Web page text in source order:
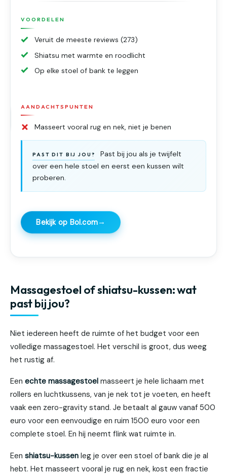
VOORDELEN
Veruit de meeste reviews (273)
Shiatsu met warmte en roodlicht
Op elke stoel of bank te leggen
AANDACHTSPUNTEN
Masseert vooral rug en nek, niet je benen
PAST DIT BIJ JOU?
Past bij jou als je twijfelt
over een hele stoel en eerst een kussen wilt
proberen.
Bekijk op Bol.com→
Massagestoel of shiatsu-kussen: wat
past bij jou?
Niet iedereen heeft de ruimte of het budget voor een
volledige massagestoel. Het verschil is groot, dus weeg
het rustig af.
Een echte massagestoel masseert je hele lichaam met
rollers en luchtkussens, van je nek tot je voeten, en heeft
vaak een zero-gravity stand. Je betaalt al gauw vanaf 500
euro voor een eenvoudige en ruim 1500 euro voor een
complete stoel. En hij neemt flink wat ruimte in.
Een shiatsu-kussen leg je over een stoel of bank die je al
hebt. Het masseert vooral je rug en nek, kost een fractie